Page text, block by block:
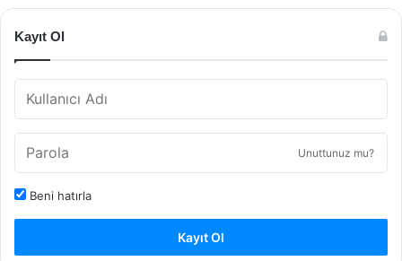
Kayıt Ol
Unuttunuz mu?
Beni hatırla
Kayıt Ol